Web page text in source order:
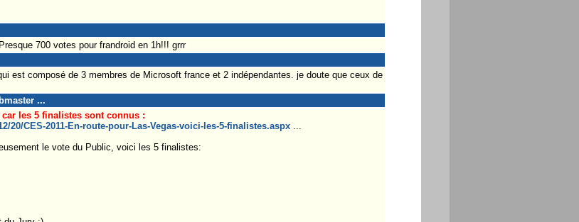
700 votes pour frandroid en 1h!!! grrr
est composé de 3 membres de Microsoft france et 2 indépendantes. je doute que ceux de
...
les 5 finalistes sont connus :
20/CES-2011-En-route-pour-Las-Vegas-voici-les-5-finalistes.aspx...
le vote du Public, voici les 5 finalistes: